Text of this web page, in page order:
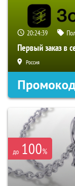
20:24:38
Первый заказ в
Россия
до 100%